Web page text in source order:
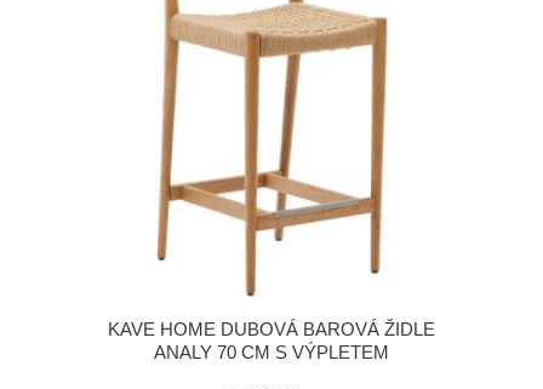
KAVE HOME DUBOVÁ BAROVÁ ŽIDLE
ANALY 70 CM S VÝPLETEM